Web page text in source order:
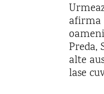
afirma
Preda,
alte
lase